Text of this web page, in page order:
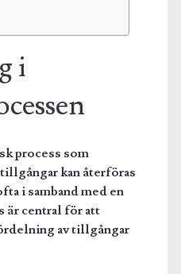
i
process som
kan återföras
i samband med en
är central för att
av tillgångar